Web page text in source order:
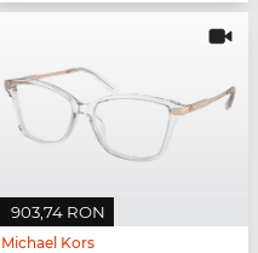
903,74 RON
Michael Kors